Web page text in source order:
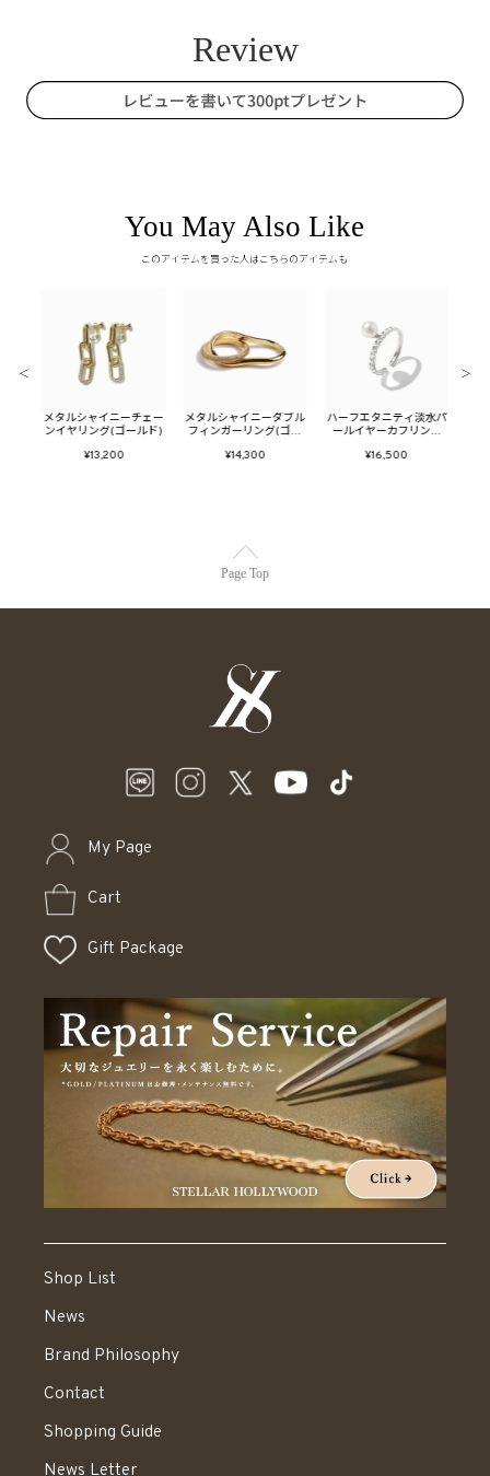
You May Also Like
このアイテムを買った人はこちらのアイテムも
メタルシャイニーチェー
ンイヤリング(ゴールド)
¥13,200
メタルシャイニーダブル
フィンガーリング(ゴー
¥14,300
ハーフエタニティ淡水パ
ールイヤーカフリング
¥16,500
＜ ＞
Page Top
My Page
Cart
Gift Package
Shop List
News
Brand Philosophy
Contact
Shopping Guide
News Letter